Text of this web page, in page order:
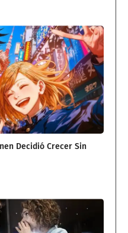
Decidió Crecer Sin